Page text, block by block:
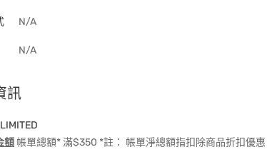
N/A
N/A
訊
額 帳單總額* 滿$350 *註： 帳單淨總額指扣除商品折扣優